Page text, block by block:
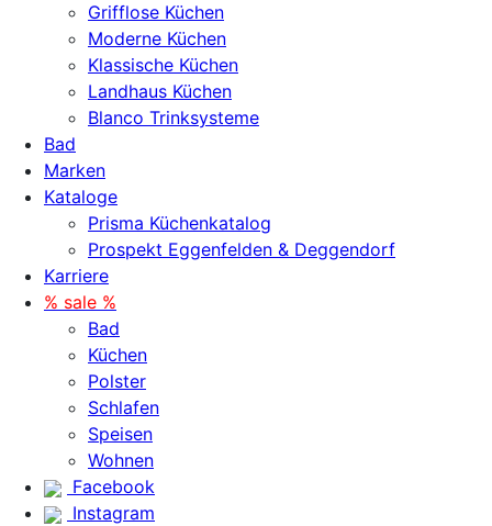
Grifflose Küchen
Moderne Küchen
Klassische Küchen
Landhaus Küchen
Blanco Trinksysteme
Bad
Marken
Kataloge
Prisma Küchenkatalog
Prospekt Eggenfelden & Deggendorf
Karriere
% sale %
Bad
Küchen
Polster
Schlafen
Speisen
Wohnen
Facebook
Instagram